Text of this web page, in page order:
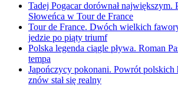
Tadej Pogacar dorównał największym.
Słoweńca w Tour de France
Tour de France. Dwóch wielkich
jedzie po piąty triumf
Polska legenda ciągle pływa. Roman
tempa
Japończycy pokonani. Powrót
znów stał się realny